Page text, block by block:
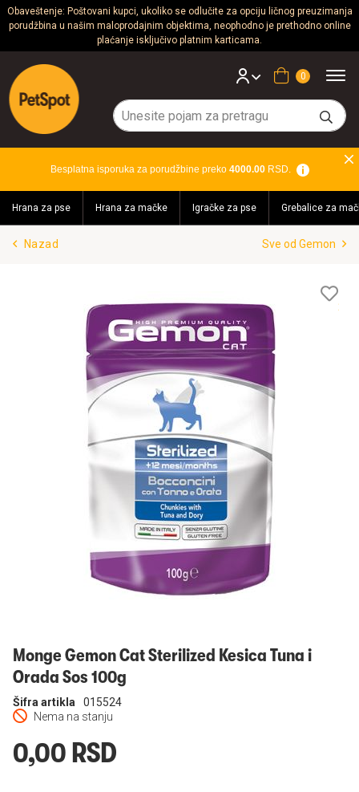
Obaveštenje: Poštovani kupci, ukoliko se odlučite za opciju ličnog preuzimanja
porudžbina u našim maloprodajnim objektima, neophodno je prethodno online
plaćanje isključivo platnim karticama.
Psi
Mačke
Glodari
Akvaristika
Teraristika
Brendovi
Akcija!
Korpa
Besplatna isporuka za porudžbine preko 4000.00RSD.
Hrana za pse Hrana za mačke Igračke za pse Grebalice za
Nazad Sve od Gemon
Monge Gemon Cat Sterilized Kesica Tuna i
Orada Sos 100g
Nema na stanju
Šifra artikla 015524
0,00 RSD